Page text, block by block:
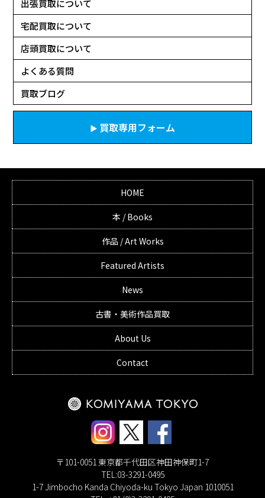
出張買取について
宅配買取について
店頭買取について
よくある質問
買取ブログ
買取専用フォーム
HOME
本 / Books
作品 / Art Works
Featured Artists
News
古書・美術作品買取
About Us
Contact
〒101-0051 東京都千代田区神田神保町1-7
TEL:03-3291-0495
1-7 Jimbocho Kanda Chiyoda-ku Tokyo Japan 1010051